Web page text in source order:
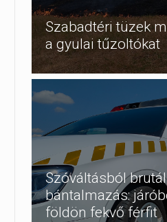
Szabadtéri tüzek
a gyulai tűzoltókat
Szóváltásból
bántalmazás:
földön fekvő férfit